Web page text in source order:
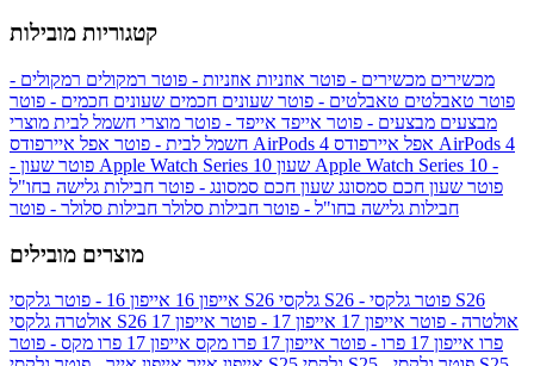
קטגוריות מובילות
מכשירים מכשירים - פוטר אוזניות אוזניות - פוטר רמקולים רמקולים -
פוטר טאבלטים טאבלטים - פוטר שעונים חכמים שעונים חכמים - פוטר
מבצעים מבצעים - פוטר אייפד אייפד - פוטר מוצרי חשמל לבית מוצרי
חשמל לבית - פוטר אפל איירפודס AirPods 4 אפל איירפודס AirPods 4
- פוטר שעון Apple Watch Series 10 שעון Apple Watch Series 10 -
פוטר שעון חכם סמסונג שעון חכם סמסונג - פוטר חבילות גלישה בחו"ל
חבילות גלישה בחו"ל - פוטר חבילות סלולר חבילות סלולר - פוטר
מוצרים מובילים
אייפון 16 אייפון 16 - פוטר גלקסי S26 גלקסי S26 - פוטר גלקסי S26
אולטרה
גלקסי S26 אולטרה - פוטר אייפון 17 אייפון 17 - פוטר
אייפון 17
פרו אייפון 17 פרו - פוטר אייפון 17 פרו מקס
אייפון 17 פרו מקס - פוטר